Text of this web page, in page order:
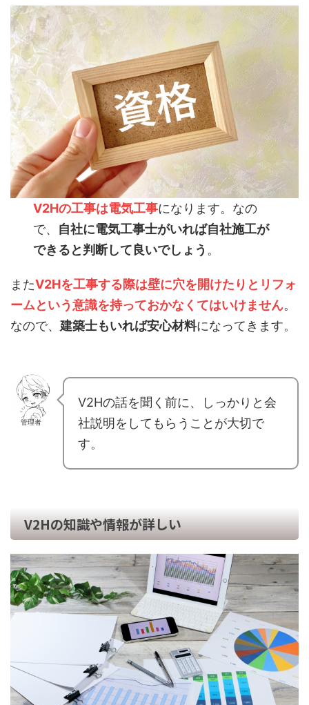
V2Hの工事は電気工事になります。なの
で、 自社に電気工事士がいれば自社施工が
できると判断して良いでしょう 。
またV2Hを工事する際は壁に穴を開けたりとリフォ
ームという意識を持っておかなくてはいけません。
なので、 建築士もいれば安心材料になってきます。
管理者
V2Hの話を聞く前に、しっかりと会
社説明をしてもらうことが大切で
す。
V2Hの知識や情報が詳しい